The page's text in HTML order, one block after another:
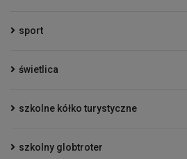
sport
świetlica
szkolne kółko turystyczne
szkolny globtroter